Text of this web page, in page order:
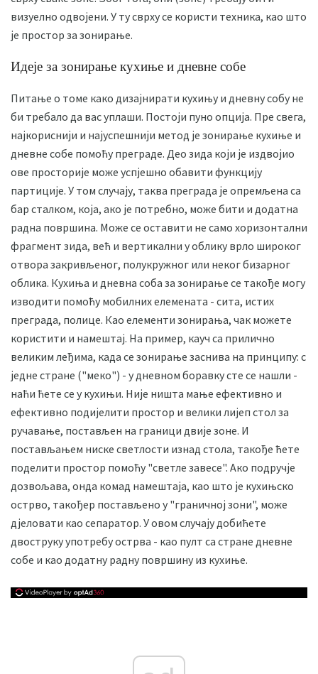
визуелно одвојени. У ту сврху се користи техника, као што
је простор за зонирање.
Идеје за зонирање кухиње и дневне собе
Питање о томе како дизајнирати кухињу и дневну собу не
би требало да вас уплаши. Постоји пуно опција. Пре свега,
најкориснији и најуспешнији метод је зонирање кухиње и
дневне собе помоћу преграде. Део зида који је издвојио
ове просторије може успјешно обавити функцију
партиције. У том случају, таква преграда је опремљена са
бар сталком, која, ако је потребно, може бити и додатна
радна површина. Може се оставити не само хоризонтални
фрагмент зида, већ и вертикални у облику врло широког
отвора закривљеног, полукружног или неког бизарног
облика. Кухиња и дневна соба за зонирање се такође могу
изводити помоћу мобилних елемената - сита, истих
преграда, полице. Као елементи зонирања, чак можете
користити и намештај. На пример, кауч са прилично
великим леђима, када се зонирање заснива на принципу: с
једне стране ("меко") - у дневном боравку сте се нашли -
наћи ћете се у кухињи. Није ништа мање ефективно и
ефективно подијелити простор и велики лијеп стол за
ручавање, постављен на граници двије зоне. И
постављањем ниске светлости изнад стола, такође ћете
поделити простор помоћу "светле завесе". Ако подручје
дозвољава, онда комад намештаја, као што је кухињско
острво, такођер постављено у "граничној зони", може
дјеловати као сепаратор. У овом случају добићете
двоструку употребу острва - као пулт са стране дневне
собе и као додатну радну површину из кухиње.